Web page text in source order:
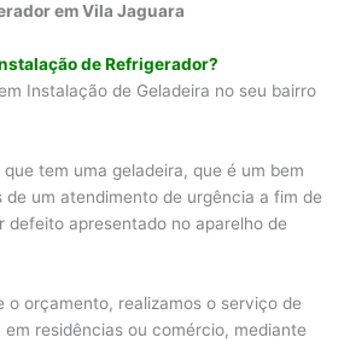
em Vila Jaguara
de Refrigerador?
Instalação de Geladeira no seu bairro
tem uma geladeira, que é um bem
de um atendimento de urgência a fim de
defeito apresentado no aparelho de
o orçamento, realizamos o serviço de
residências ou comércio, mediante